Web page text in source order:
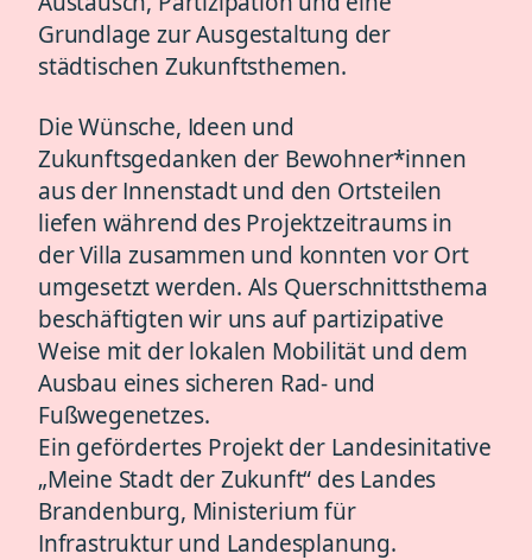
Grundlage zur Ausgestaltung der
städtischen Zukunftsthemen.
Die Wünsche, Ideen und
Zukunftsgedanken der Bewohner*innen
aus der Innenstadt und den Ortsteilen
liefen während des Projektzeitraums in
der Villa zusammen und konnten vor Ort
umgesetzt werden. Als Querschnittsthema
beschäftigten wir uns auf partizipative
Weise mit der lokalen Mobilität und dem
Ausbau eines sicheren Rad- und
Fußwegenetzes.
Ein gefördertes Projekt der Landesinitative
„Meine Stadt der Zukunft“ des Landes
Brandenburg, Ministerium für
Infrastruktur und Landesplanung.